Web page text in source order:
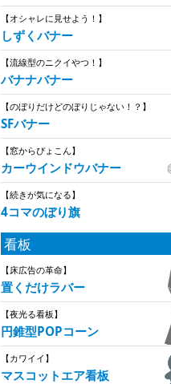
【オシャレに見せよう！】
しずくバナー
【流線型のニクイやつ！】
バナナバナー
【のぼりだけどのぼりじゃない！？】
SFバナー
【窓からぴょこん】
カーウインドウバナー
【続きが気になる】
4コマのぼり旗
看板
【床広告の革命】
置くだけラバー
【夜光る看板】
円錐型POPコーン
【カワイイ】
マスコットエア看板